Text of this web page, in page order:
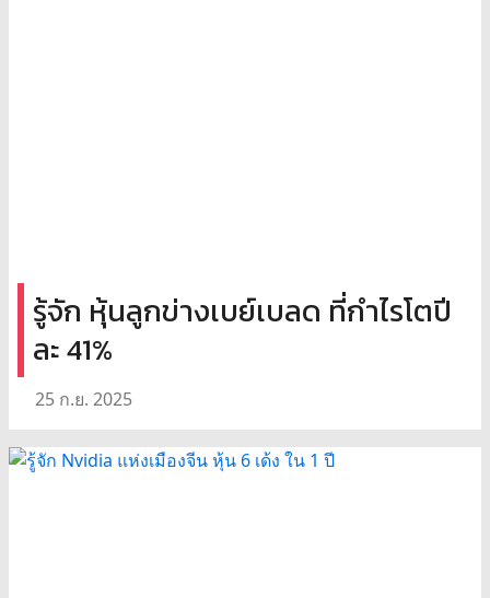
รู้จัก หุ้นลูกข่างเบย์เบลด ที่กำไรโตปี
ละ 41%
25 ก.ย. 2025